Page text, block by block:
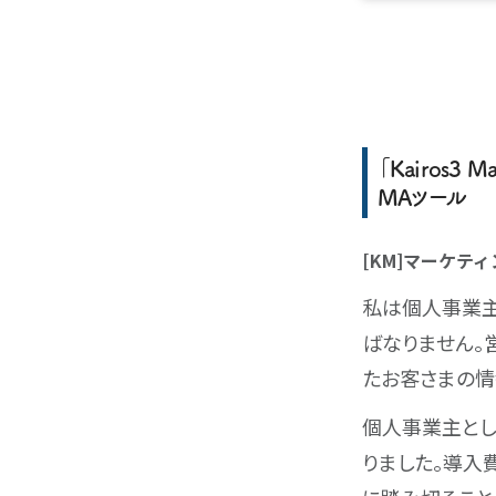
「Kairos3
MAツール
[KM]マーケテ
私は個人事業
ばなりません
たお客さまの
個人事業主と
りました。導